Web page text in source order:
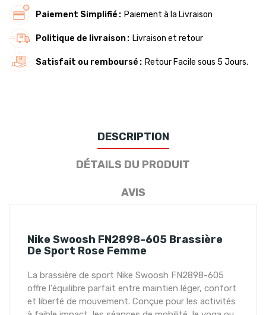
Paiement Simplifié Paiement à la Livraison
Politique de livraison Livraison et retour
Satisfait ou remboursé Retour Facile sous 5 Jours.
DESCRIPTION
DÉTAILS DU PRODUIT
AVIS
Nike Swoosh FN2898-605 Brassière
De Sport Rose Femme
La brassière de sport Nike Swoosh FN2898-605
offre l'équilibre parfait entre maintien léger, confort
et liberté de mouvement. Conçue pour les activités